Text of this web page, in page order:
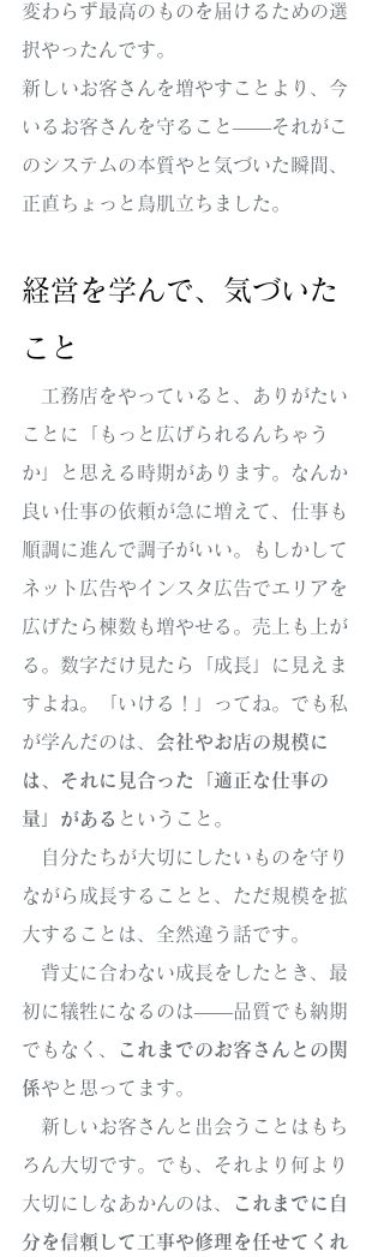
変わらず最高のものを届けるための選
択やったんです。
新しいお客さんを増やすことより、今
いるお客さんを守ること——それがこ
のシステムの本質やと気づいた瞬間、
正直ちょっと鳥肌立ちました。
経営を学んで、気づいた
こと
工務店をやっていると、ありがたい
ことに「もっと広げられるんちゃう
か」と思える時期があります。なんか
良い仕事の依頼が急に増えて、仕事も
順調に進んで調子がいい。もしかして
ネット広告やインスタ広告でエリアを
広げたら棟数も増やせる。売上も上が
る。数字だけ見たら「成長」に見えま
すよね。「いける！」ってね。でも私
が学んだのは、 会社やお店の規模に
は、それに見合った「適正な仕事の
量」がある ということ。
自分たちが大切にしたいものを守り
ながら成長することと、ただ規模を拡
大することは、全然違う話です。
背丈に合わない成長をしたとき、最
初に犠牲になるのは——品質でも納期
でもなく、
これまでのお客さんとの関
係やと思ってます。
新しいお客さんと出会うことはもち
ろん大切です。でも、それより何より
大切にしなあかんのは、
これまでに自
分を信頼して工事や修理を任せてくれ